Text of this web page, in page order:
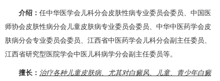
介绍： 任中华医学会儿科分会皮肤性病专业委员会委员、中国医
师协会皮肤性病分会儿童皮肤病专业委员会委员、中华中医药学会皮
肤病分会专业委员会委员、江西省中医药学会儿科分会副主任委员、
江西省研究型医院学会中医儿科病学分会副主任委员等。
擅长： 治疗各种儿童皮肤病、尤其对白癜风、儿童、青少年白癜